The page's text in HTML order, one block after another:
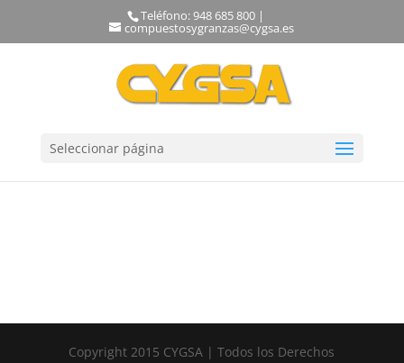
Teléfono: 948 685 800 |
compuestosygranzas@cygsa.es
Seleccionar página
Copyright 2015 CYGSA | Todos los Derechos